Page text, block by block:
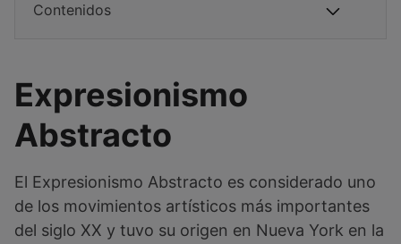
Contenidos
Expresionismo
Abstracto
El Expresionismo Abstracto es considerado uno
de los movimientos artísticos más importantes
del siglo XX y tuvo su origen en Nueva York en la